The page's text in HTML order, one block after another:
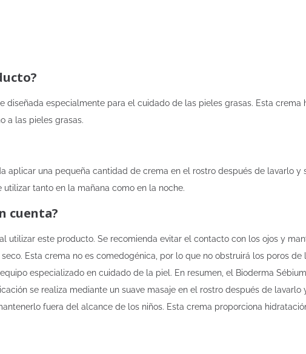
diseñada especialmente para el cuidado de las pieles grasas. Esta
a las pieles grasas.
aplicar una pequeña cantidad de crema en el rostro después de lavarlo y
tanto en la mañana como en la noche.
cuenta?
utilizar este producto. Se recomienda evitar el contacto con los ojos y
Esta crema no es comedogénica, por lo que no obstruirá los poros
especializado en cuidado de la piel. En resumen, el Bioderma
se realiza mediante un suave masaje en el rostro después de
fuera del alcance de los niños. Esta crema proporciona